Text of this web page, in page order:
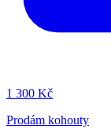
1 300 Kč
Prodám kohouty